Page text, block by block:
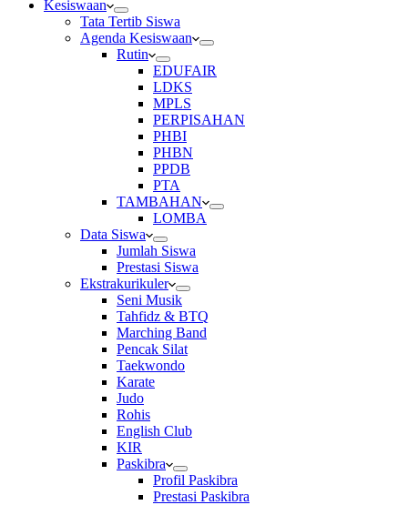
Kesiswaan
Tata Tertib Siswa
Agenda Kesiswaan
Rutin
EDUFAIR
LDKS
MPLS
PERPISAHAN
PHBI
PHBN
PPDB
PTA
TAMBAHAN
LOMBA
Data Siswa
Jumlah Siswa
Prestasi Siswa
Ekstrakurikuler
Seni Musik
Tahfidz & BTQ
Marching Band
Pencak Silat
Taekwondo
Karate
Judo
Rohis
English Club
KIR
Paskibra
Profil Paskibra
Prestasi Paskibra